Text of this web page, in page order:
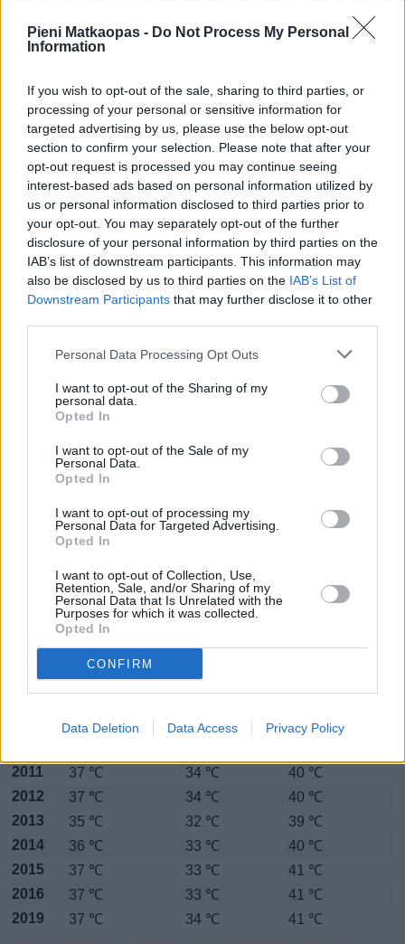
Pieni Matkaopas - Do Not Process My Personal
Information
If you wish to opt-out of the sale, sharing to third parties, or
processing of your personal or sensitive information for
targeted advertising by us, please use the below opt-out
section to confirm your selection. Please note that after your
opt-out request is processed you may continue seeing
interest-based ads based on personal information utilized by
us or personal information disclosed to third parties prior to
your opt-out. You may separately opt-out of the further
disclosure of your personal information by third parties on the
IAB’s list of downstream participants. This information may
also be disclosed by us to third parties on the IAB’s List of
Downstream Participants that may further disclose it to other
Personal Data Processing Opt Outs
I want to opt-out of the Sharing of my
personal data.
Opted In
I want to opt-out of the Sale of my
Personal Data.
Opted In
I want to opt-out of processing my
Personal Data for Targeted Advertising.
Opted In
I want to opt-out of Collection, Use,
Retention, Sale, and/or Sharing of my
Personal Data that Is Unrelated with the
Purposes for which it was collected.
Opted In
CONFIRM
Data Deletion Data Access Privacy Policy
astetta. Öisin lämpötila on tyypillisesti laskenut 33 asteen
tienoille, ja päivisin lämpötila on kohonnut 40 asteen
tuntumaan. Tällä sivulla olevasta kaaviosta näkee, miten
vuosina ja vaihteluväli, jolla lämpötila tavallisina päivinä on
minäkin vuonna liikkunut.
Hetkellisesti Dohassa on silti koettu tätäkin kylmempiä ja
lämpimämpiä elokuisia päiviä. Esimerkiksi vuoden 2013
elokuussa lämpötila käväisi alimmillaan 23 asteessa ja
toisaalta vuonna 2019 elokuussa hätyyteltiin eräänä
poikkeuksellisen lämpimänä päivänä 47 asteen lukemia.
Entä muut kuukaudet? Miten lämmintä
Dohassa on ollut...
Tammikuussa Helmikuussa Maaliskuussa
Huhtikuussa Toukokuussa Kesäkuussa
Heinäkuussa
Lokakuussa Marraskuussa Joulukuussa
Katso miten paljonDohassa on satanut elokuussa
Elokuun keskilämpötila Dohassa 10
vuoden tarkastelujaksolla
Mikä on Dohan tavanomainen lämpötila elokuussa.
Vuorokauden
Alin
keskimäärin
Ylin
keskimäärin
2011
37 ℃ 34 ℃
40 ℃
2012
37 ℃ 34 ℃
40 ℃
2013
35 ℃ 32 ℃
39 ℃
2014
36 ℃ 33 ℃
40 ℃
2015
37 ℃ 33 ℃
41 ℃
2016
37 ℃ 33 ℃
41 ℃
2019
37 ℃ 34 ℃ 41 ℃